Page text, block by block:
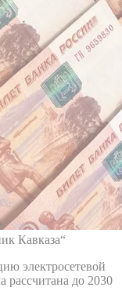
Кавказа“
электросетевой
рассчитана до 2030